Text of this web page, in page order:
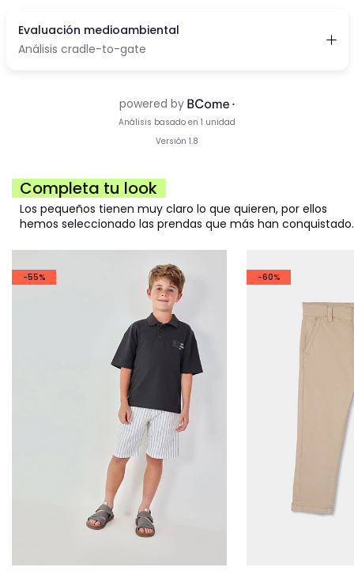
Completa tu look
Los pequeños tienen muy claro lo que quieren, por ellos
hemos seleccionado las prendas que más han conquistado.
-55% -60%